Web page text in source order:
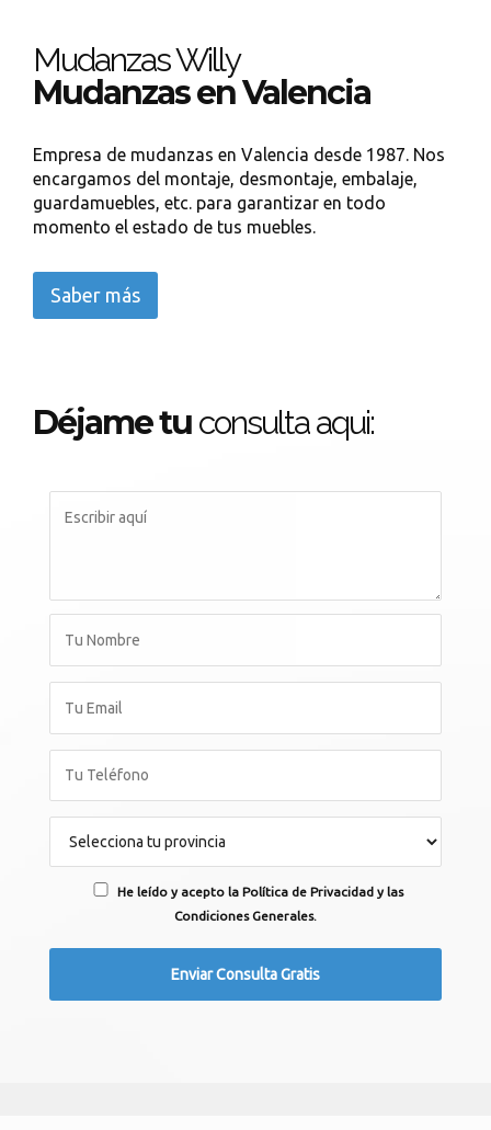
Mudanzas Willy
Mudanzas en Valencia
Empresa de mudanzas en Valencia desde 1987. Nos
encargamos del montaje, desmontaje, embalaje,
guardamuebles, etc. para garantizar en todo
momento el estado de tus muebles.
Saber más
Déjame tu consulta aqui:
He leído y acepto la Política de Privacidad y las
Condiciones Generales.